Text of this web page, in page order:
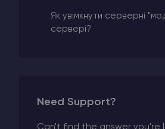
Як увімкнути серверні
сервері?
Need Support?
Can't find the answer you're